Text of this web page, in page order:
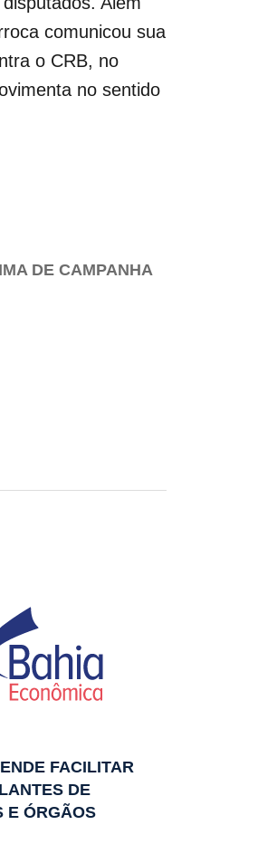
comunicou sua
o CRB, no
no sentido
DE CAMPANHA
FACILITAR
DE
E ÓRGÃOS